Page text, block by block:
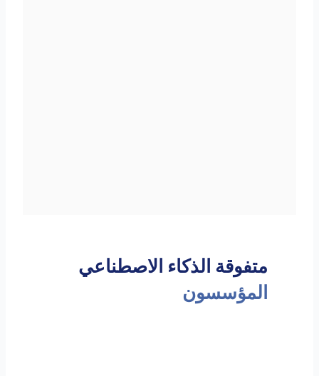
متفوقة الذكاء الاصطناعي
المؤسسون